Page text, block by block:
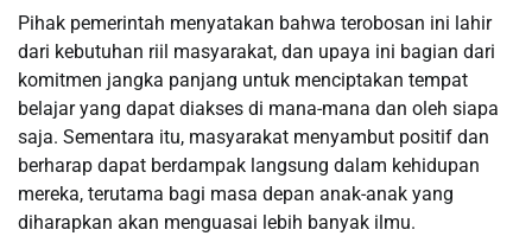
Pihak pemerintah menyatakan bahwa terobosan ini lahir
dari kebutuhan riil masyarakat, dan upaya ini bagian dari
komitmen jangka panjang untuk menciptakan tempat
belajar yang dapat diakses di mana-mana dan oleh siapa
saja. Sementara itu, masyarakat menyambut positif dan
berharap dapat berdampak langsung dalam kehidupan
mereka, terutama bagi masa depan anak-anak yang
diharapkan akan menguasai lebih banyak ilmu.